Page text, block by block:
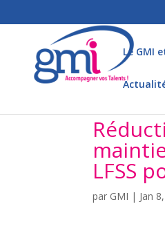
Le GMI
LFSS
par GMI | Jan